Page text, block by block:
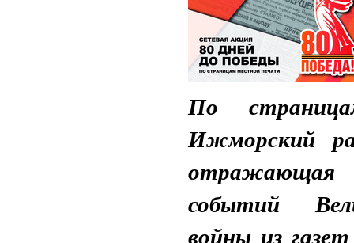
По
Ижморский
отражающая
событий
войны из